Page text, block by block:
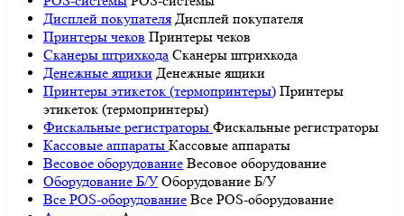
Дисплей покупателя Дисплей покупателя
Принтеры чеков Принтеры чеков
Сканеры штрихкода Сканеры штрихкода
Денежные ящики Денежные ящики
Принтеры этикеток (термопринтеры) Принтеры
этикеток (термопринтеры)
Фискальные регистраторы Фискальные регистраторы
Кассовые аппараты Кассовые аппараты
Весовое оборудование Весовое оборудование
Оборудование Б/У Оборудование Б/У
Все POS-оборудование Все POS-оборудование